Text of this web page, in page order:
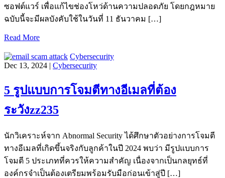
ซอฟต์แวร์ เพื่อแก้ไขช่องโหว่ด้านความปลอดภัย โดยกฎหมาย
ฉบับนี้จะมีผลบังคับใช้ในวันที่ 11 ธันวาคม […]
Read More
Cybersecurity
Dec 13, 2024 | Cybersecurity
5 รูปแบบการโจมตีทางอีเมลที่ต้อง
ระวังzz235
นักวิเคราะห์จาก Abnormal Security ได้ศึกษาตัวอย่างการโจมตี
ทางอีเมลที่เกิดขึ้นจริงกับลูกค้าในปี 2024 พบว่า มีรูปแบบการ
โจมตี 5 ประเภทที่ควรให้ความสำคัญ เนื่องจากเป็นกลยุทธ์ที่
องค์กรจำเป็นต้องเตรียมพร้อมรับมือก่อนเข้าสู่ปี […]